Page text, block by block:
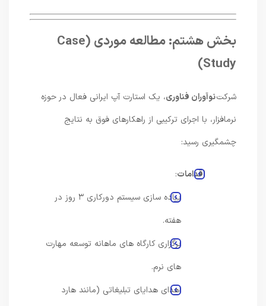
بخش هشتم: مطالعه موردی (Case
Study)
شرکتنوآوران فناوری، یک استارت آپ ایرانی فعال در حوزه
نرمافزار، با اجرای ترکیبی از راهکارهای فوق به نتایج
چشمگیری رسید:
اقدامات:
پیاده سازی سیستم دورکاری ۳ روز در
هفته.
برگزاری کارگاه های ماهانه توسعه مهارت
های نرم.
اهدای هدایای تبلیغاتی (مانند هارد